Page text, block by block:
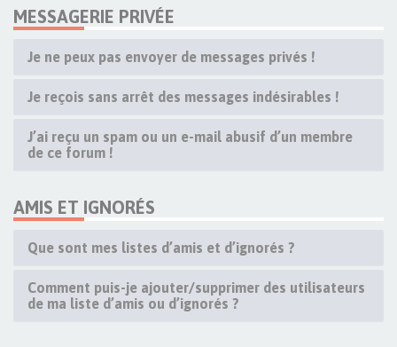
MESSAGERIE PRIVÉE
Je ne peux pas envoyer de messages privés !
Je reçois sans arrêt des messages indésirables !
J’ai reçu un spam ou un e-mail abusif d’un membre
de ce forum !
AMIS ET IGNORÉS
Que sont mes listes d’amis et d’ignorés ?
Comment puis-je ajouter/supprimer des utilisateurs
de ma liste d’amis ou d’ignorés ?